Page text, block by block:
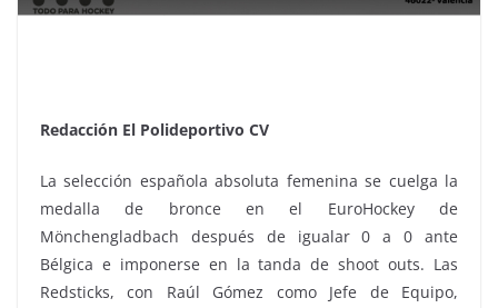
Redacción El Polideportivo CV
La selección española absoluta femenina se cuelga la
medalla de bronce en el EuroHockey de
Mönchengladbach después de igualar 0 a 0 ante
Bélgica e imponerse en la tanda de shoot outs. Las
Redsticks, con Raúl Gómez como Jefe de Equipo,